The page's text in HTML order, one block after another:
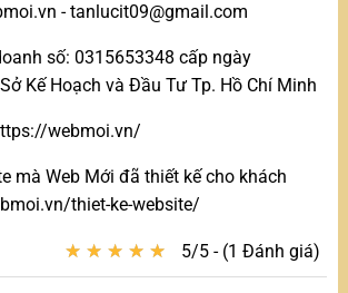
- tanlucit09@gmail.com
số: 0315653348 cấp ngày
Kế Hoạch và Đầu Tư Tp. Hồ Chí Minh
webmoi.vn/
mà Web Mới đã thiết kế cho khách
thiet-ke-website/
★ ★ ★ ★ ★
★ ★ ★ ★ ★ 5/5 - (1 Đánh giá)